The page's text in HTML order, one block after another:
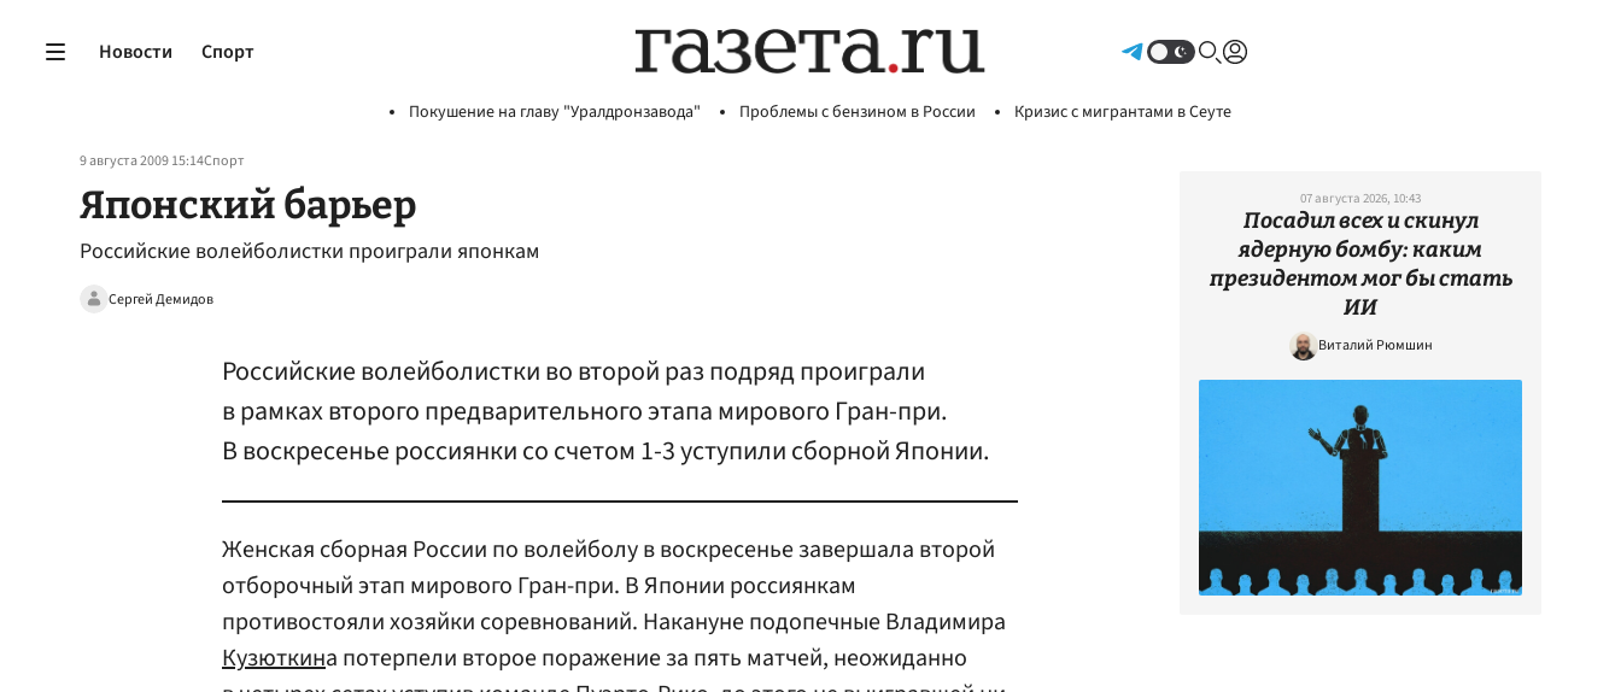
Новости Спорт
Покушение на главу "Уралдронзавода" Проблемы с бензином в России Кризис с мигрантами в Сеуте
9 августа 2009 15:14Спорт
Японский барьер
Российские волейболистки проиграли японкам
Сергей Демидов
Российские волейболистки во второй раз подряд проиграли
в рамках второго предварительного этапа мирового Гран-при.
В воскресенье россиянки со счетом 1-3 уступили сборной Японии.
Женская сборная России по волейболу в воскресенье завершала второй
отборочный этап мирового Гран-при. В Японии россиянкам
противостояли хозяйки соревнований. Накануне подопечные Владимира
Кузюткина потерпели второе поражение за пять матчей, неожиданно
07 августа 2026, 10:43
Посадил всех и скинул
ядерную бомбу: каким
президентом мог бы стать
ИИ
Виталий Рюмшин